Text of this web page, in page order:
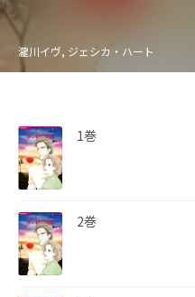
瀧川イヴ, ジェシカ・ハート
1巻
2巻